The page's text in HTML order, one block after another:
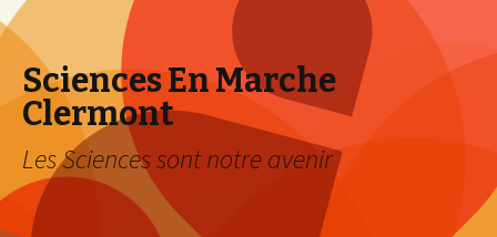
Sciences En Marche
Clermont
Les Sciences sont notre avenir